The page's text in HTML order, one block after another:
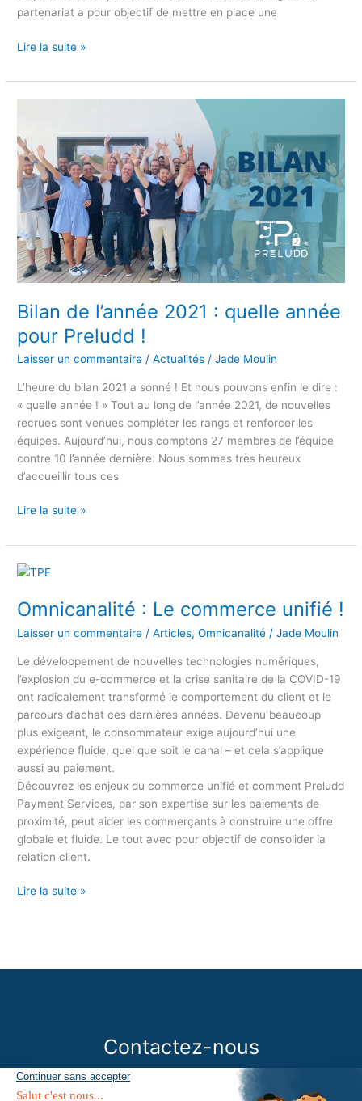
partenariat a pour objectif de mettre en place une
Lire la suite »
Bilan de l’année 2021 : quelle année
pour Preludd !
Laisser un commentaire /Actualités /Jade Moulin
L’heure du bilan 2021 a sonné ! Et nous pouvons enfin le dire :
« quelle année ! » Tout au long de l’année 2021, de nouvelles
recrues sont venues compléter les rangs et renforcer les
équipes. Aujourd’hui, nous comptons 27 membres de l’équipe
contre 10 l’année dernière. Nous sommes très heureux
d’accueillir tous ces
l’année
2021
quelle
année
pour
Preludd
!
Lire la suite »
Omnicanalité : Le commerce unifié !
Laisser un commentaire /Articles,Omnicanalité /Jade Moulin
Le développement de nouvelles technologies numériques,
l’explosion du e-commerce et la crise sanitaire de la COVID-19
ont radicalement transformé le comportement du client et le
parcours d’achat ces dernières années. Devenu beaucoup
plus exigeant, le consommateur exige aujourd’hui une
expérience fluide, quel que soit le canal – et cela s’applique
aussi au paiement.
Découvrez les enjeux du commerce unifié et comment Preludd
Payment Services, par son expertise sur les paiements de
proximité, peut aider les commerçants à construire une offre
globale et fluide. Le tout avec pour objectif de consolider la
relation client.
Omnicanalité
Le
unifié
!
Lire la suite »
Contactez-nous